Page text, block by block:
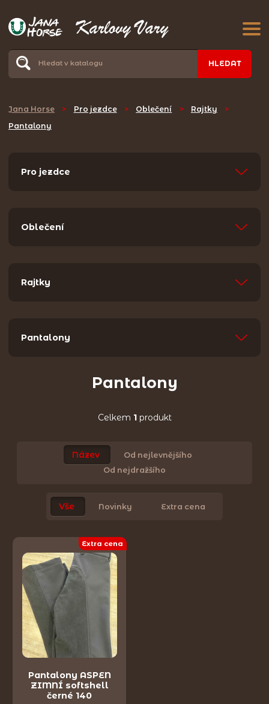
HLEDAT
Jana Horse > Pro jezdce > Oblečení > Rajtky
>
Pantalony
Pro jezdce
Oblečení
Rajtky
Pantalony
Pantalony
Celkem 1produkt
Název
Od nejlevnějšího
Od nejdražšího
Vše Novinky Extra cena
Extra cena
Pantalony ASPEN
ZIMNÍ softshell
černé 140